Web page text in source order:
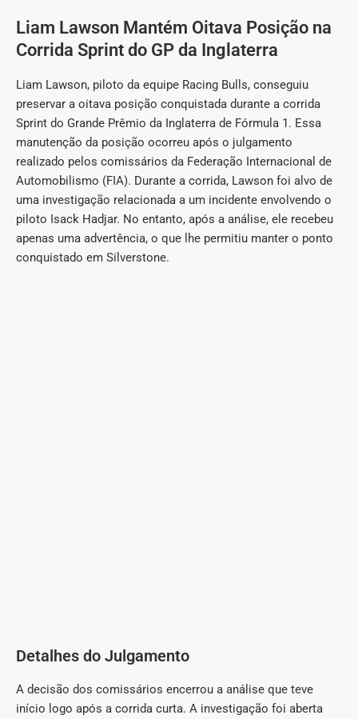
Liam Lawson Mantém Oitava Posição na
Corrida Sprint do GP da Inglaterra
Liam Lawson, piloto da equipe Racing Bulls, conseguiu
preservar a oitava posição conquistada durante a corrida
Sprint do Grande Prêmio da Inglaterra de Fórmula 1. Essa
manutenção da posição ocorreu após o julgamento
realizado pelos comissários da Federação Internacional de
Automobilismo (FIA). Durante a corrida, Lawson foi alvo de
uma investigação relacionada a um incidente envolvendo o
piloto Isack Hadjar. No entanto, após a análise, ele recebeu
apenas uma advertência, o que lhe permitiu manter o ponto
conquistado em Silverstone.
Detalhes do Julgamento
A decisão dos comissários encerrou a análise que teve
início logo após a corrida curta. A investigação foi aberta